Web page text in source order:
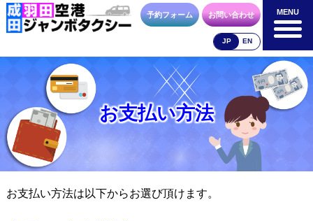
MENU
成田空港
料金表
羽田空港
料金表
空港送迎以外
料金表
車種・荷物 合流方法
予約フォーム お問い合わせ
JP EN
MENU
お支払い方法
お支払い方法は以下からお選び頂けます。